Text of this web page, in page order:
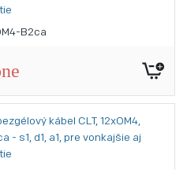
B2ca
kábel CLT, 12xOM4,
- s1, d1, a1, pre vonkajšie aj